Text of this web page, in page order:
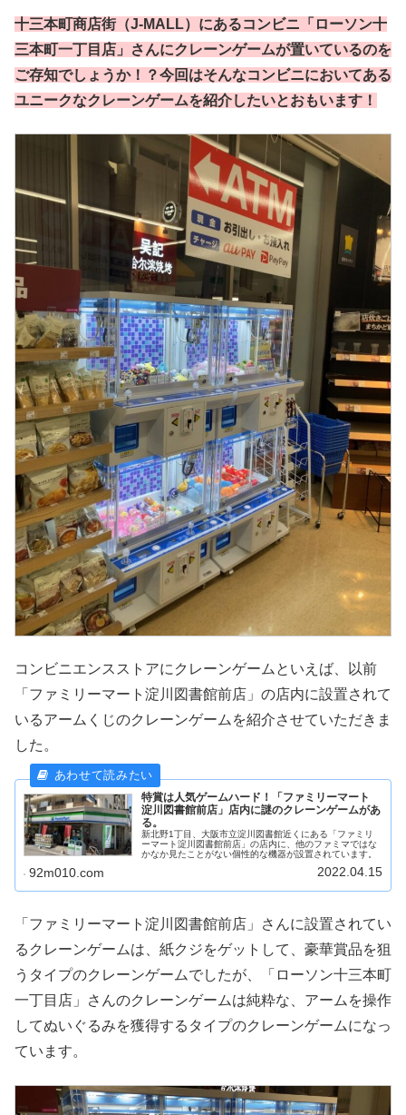
十三本町商店街（J-MALL）にあるコンビニ「ローソン十
三本町一丁目店」さんにクレーンゲームが置いているのを
ご存知でしょうか！？今回はそんなコンビニにおいてある
ユニークなクレーンゲームを紹介したいとおもいます！
コンビニエンスストアにクレーンゲームといえば、以前
「ファミリーマート淀川図書館前店」の店内に設置されて
いるアームくじのクレーンゲームを紹介させていただきま
した。
特賞は人気ゲームハード！「ファミリーマート
淀川図書館前店」店内に謎のクレーンゲームがあ
る。
新北野1丁目、大阪市立淀川図書館近くにある「ファミリ
ーマート淀川図書館前店」の店内に、他のファミマではな
かなか見たことがない個性的な機器が設置されています。
92m010.com 2022.04.15
「ファミリーマート淀川図書館前店」さんに設置されてい
るクレーンゲームは、紙クジをゲットして、豪華賞品を狙
うタイプのクレーンゲームでしたが、「ローソン十三本町
一丁目店」さんのクレーンゲームは純粋な、アームを操作
してぬいぐるみを獲得するタイプのクレーンゲームになっ
ています。